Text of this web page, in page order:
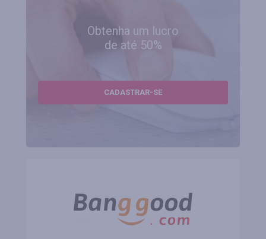
Obtenha um lucro
de até 50%
CADASTRAR-SE